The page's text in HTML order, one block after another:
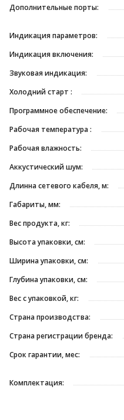
Дополнительные порты:
Индикация параметров:
Индикация включения:
Звуковая индикация:
Холодний старт :
Программное обеспечение:
Рабочая температура :
Рабочая влажность:
Аккустический шум:
Длинна сетевого кабеля, м:
Габариты, мм:
Вес продукта, кг:
Высота упаковки, см:
Ширина упаковки, см:
Глубина упаковки, см:
Вес с упаковкой, кг:
Страна производства:
Страна регистрации бренда:
Срок гарантии, мес:
Комплектация: